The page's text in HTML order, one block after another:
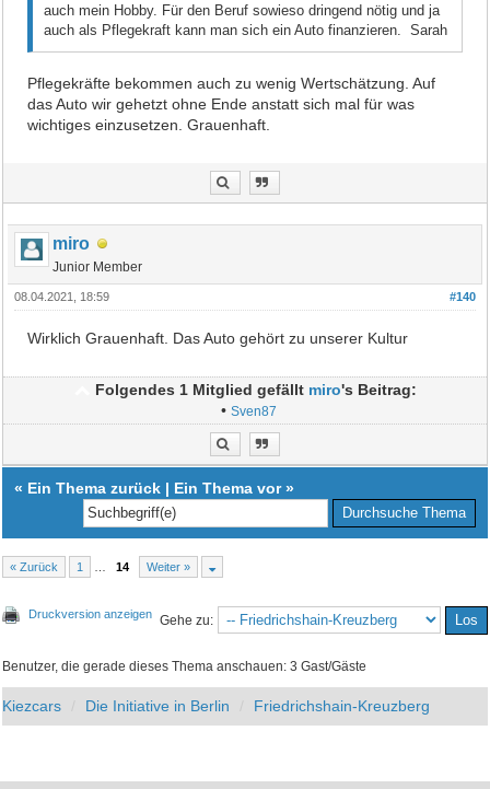
auch mein Hobby. Für den Beruf sowieso dringend nötig und ja
auch als Pflegekraft kann man sich ein Auto finanzieren. Sarah
Pflegekräfte bekommen auch zu wenig Wertschätzung. Auf
das Auto wir gehetzt ohne Ende anstatt sich mal für was
wichtiges einzusetzen. Grauenhaft.
miro
Junior Member
#140
08.04.2021, 18:59
Wirklich Grauenhaft. Das Auto gehört zu unserer Kultur
Folgendes 1 Mitglied gefällt miro's Beitrag:
•Sven87
« Ein Thema zurück | Ein Thema vor»
« Zurück 1 14 Weiter »
Druckversion anzeigen Gehe zu:
Benutzer, die gerade dieses Thema anschauen: 3 Gast/Gäste
Kiezcars Die Initiative in Berlin Friedrichshain-Kreuzberg